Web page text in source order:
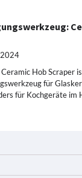
Hob Scraper
für
für Kochgeräte im